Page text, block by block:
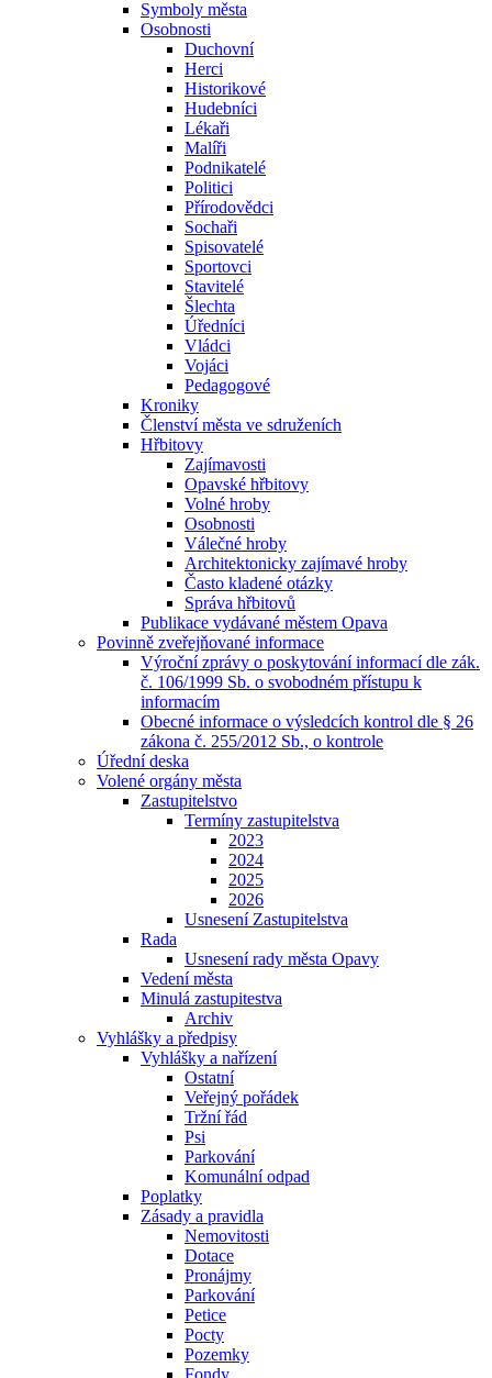
Symboly města
Osobnosti
Duchovní
Herci
Historikové
Hudebníci
Lékaři
Malíři
Podnikatelé
Politici
Přírodovědci
Sochaři
Spisovatelé
Sportovci
Stavitelé
Šlechta
Úředníci
Vládci
Vojáci
Pedagogové
Kroniky
Členství města ve sdruženích
Hřbitovy
Zajímavosti
Opavské hřbitovy
Volné hroby
Osobnosti
Válečné hroby
Architektonicky zajímavé hroby
Často kladené otázky
Správa hřbitovů
Publikace vydávané městem Opava
Povinně zveřejňované informace
Výroční zprávy o poskytování informací dle zák.
č. 106/1999 Sb. o svobodném přístupu k
informacím
Obecné informace o výsledcích kontrol dle § 26
zákona č. 255/2012 Sb., o kontrole
Úřední deska
Volené orgány města
Zastupitelstvo
Termíny zastupitelstva
2023
2024
2025
2026
Usnesení Zastupitelstva
Rada
Usnesení rady města Opavy
Vedení města
Minulá zastupitestva
Archiv
Vyhlášky a předpisy
Vyhlášky a nařízení
Ostatní
Veřejný pořádek
Tržní řád
Psi
Parkování
Komunální odpad
Poplatky
Zásady a pravidla
Nemovitosti
Dotace
Pronájmy
Parkování
Petice
Pocty
Pozemky